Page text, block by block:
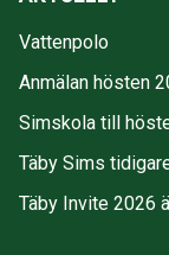
Vattenpolo
Anmälan hösten
Simskola till
Täby Sims
Täby Invite 2026